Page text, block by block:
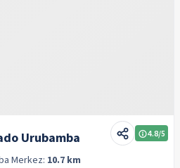
Urubamba 4.8/5
Merkez: 10.7 km